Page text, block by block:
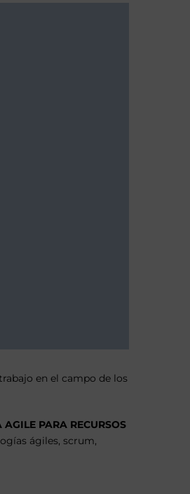
en el campo de los
PARA RECURSOS
ágiles, scrum,